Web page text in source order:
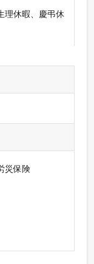
理休暇、慶弔休
災保険